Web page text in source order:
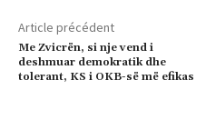
Article précédent
Me Zvicrën, si nje vend i
deshmuar demokratik dhe
tolerant, KS i OKB-së më efikas